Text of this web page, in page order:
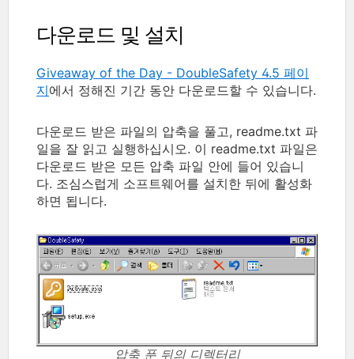
다운로드 및 설치
Giveaway of the Day - DoubleSafety 4.5 페이
지에서 정해진 기간 동안 다운로드할 수 있습니다.
다운로드 받은 파일의 압축을 풀고, readme.txt 파
일을 잘 읽고 실행하십시오. 이 readme.txt 파일은
다운로드 받은 모든 압축 파일 안에 들어 있습니
다. 조심스럽게 소프트웨어를 설치한 뒤에 활성화
하면 됩니다.
압축 푼 뒤의 디렉터리